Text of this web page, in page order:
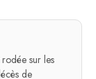
sur les
de